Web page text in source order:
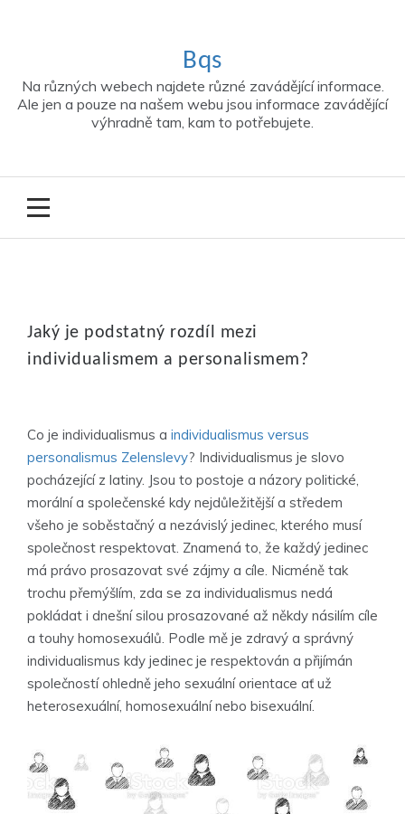
Bqs
Na různých webech najdete různé zavádějící informace.
Ale jen a pouze na našem webu jsou informace zavádějící
výhradně tam, kam to potřebujete.
Jaký je podstatný rozdíl mezi
individualismem a personalismem?
Co je individualismus a individualismus versus
personalismus Zelenslevy? Individualismus je slovo
pocházející z latiny. Jsou to postoje a názory politické,
morální a společenské kdy nejdůležitější a středem
všeho je soběstačný a nezávislý jedinec, kterého musí
společnost respektovat. Znamená to, že každý jedinec
má právo prosazovat své zájmy a cíle. Nicméně tak
trochu přemýšlím, zda se za individualismus nedá
pokládat i dnešní silou prosazované až někdy násilím cíle
a touhy homosexuálů. Podle mě je zdravý a správný
individualismus kdy jedinec je respektován a přijímán
společností ohledně jeho sexuální orientace ať už
heterosexuální, homosexuální nebo bisexuální.